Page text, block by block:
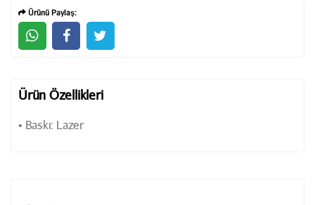
Ürünü Paylaş:
Ürün Özellikleri
• Baskı: Lazer